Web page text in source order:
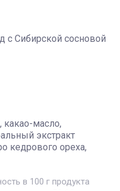
с Сибирской сосновой
какао-масло,
экстракт
кедрового ореха,
в 100 г продукта